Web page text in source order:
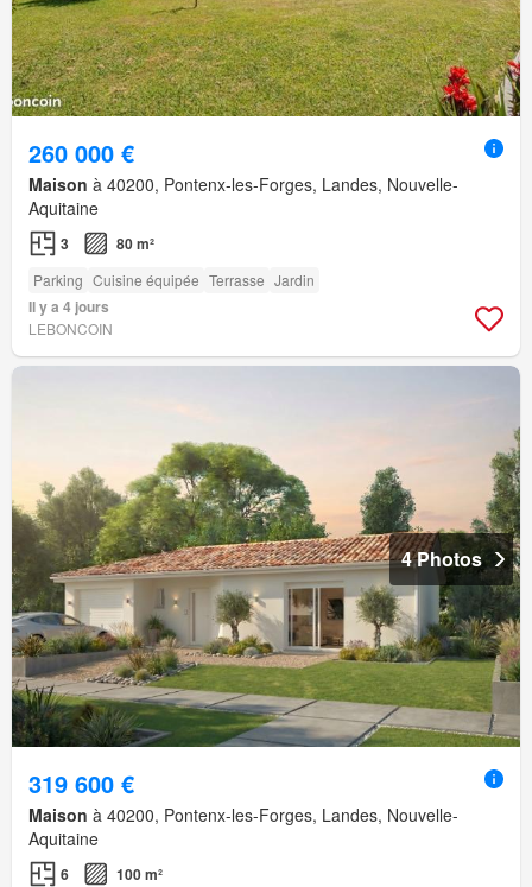
260 000 €
Maison à 40200, Pontenx-les-Forges, Landes, Nouvelle-
Aquitaine
3 80 m²
Parking Cuisine équipée Terrasse Jardin
Il y a 4 jours
LEBONCOIN
4 Photos
319 600 €
Maison à 40200, Pontenx-les-Forges, Landes, Nouvelle-
Aquitaine
6 100 m²